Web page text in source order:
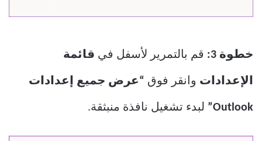
خطوة 3: قم بالتمرير لأسفل في قائمة
الإعدادات وانقر فوق “عرض جميع إعدادات
Outlook” لبدء تشغيل نافذة منبثقة.